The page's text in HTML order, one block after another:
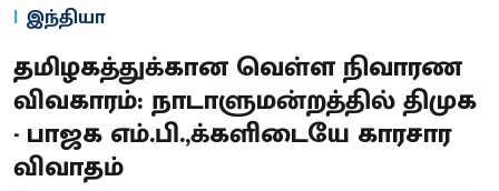
இந்தியா
தமிழகத்துக்கான வெள்ள நிவாரண
விவகாரம்: நாடாளுமன்றத்தில் திமுக
- பாஜக எம்.பி.,க்களிடையே காரசார
விவாதம்